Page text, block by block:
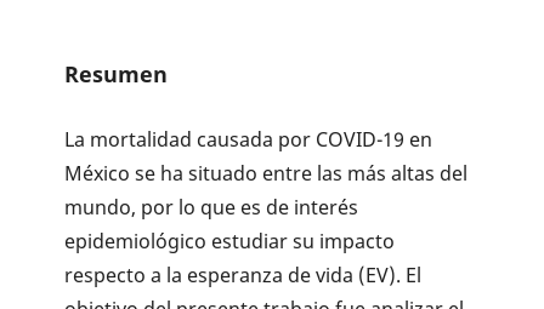
Resumen
La mortalidad causada por COVID-19 en
México se ha situado entre las más altas del
mundo, por lo que es de interés
epidemiológico estudiar su impacto
respecto a la esperanza de vida (EV). El